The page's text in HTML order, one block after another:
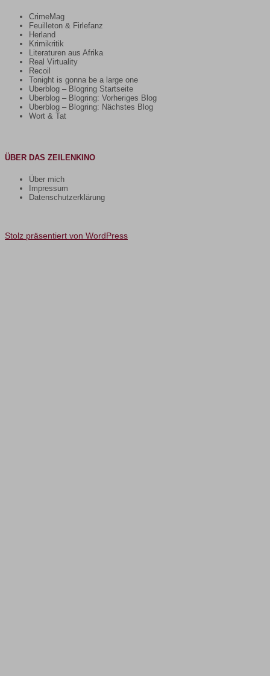
CrimeMag
Feuilleton & Firlefanz
Herland
Krimikritik
Literaturen aus Afrika
Real Virtuality
Recoil
Tonight is gonna be a large one
Uberblog – Blogring Startseite
Uberblog – Blogring: Vorheriges Blog
Uberblog – Blogring: Nächstes Blog
Wort & Tat
ÜBER DAS ZEILENKINO
Über mich
Impressum
Datenschutzerklärung
Stolz präsentiert von WordPress